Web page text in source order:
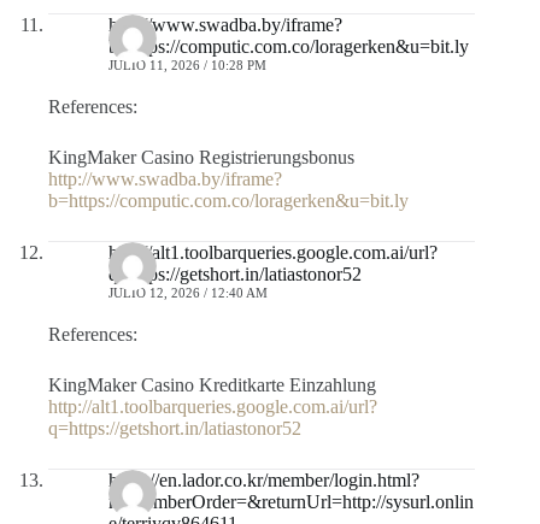
http://www.swadba.by/iframe?
b=https://computic.com.co/loragerken&u=bit.ly
JULIO 11, 2026 / 10:28 PM
References:
KingMaker Casino Registrierungsbonus
http://www.swadba.by/iframe?
b=https://computic.com.co/loragerken&u=bit.ly
http://alt1.toolbarqueries.google.com.ai/url?
q=https://getshort.in/latiastonor52
JULIO 12, 2026 / 12:40 AM
References:
KingMaker Casino Kreditkarte Einzahlung
http://alt1.toolbarqueries.google.com.ai/url?
q=https://getshort.in/latiastonor52
https://en.lador.co.kr/member/login.html?
noMemberOrder=&returnUrl=http://sysurl.onlin